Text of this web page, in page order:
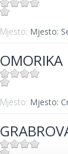
Mjesto: Mjesto:
OMORIKA
Mjesto: Mjesto: